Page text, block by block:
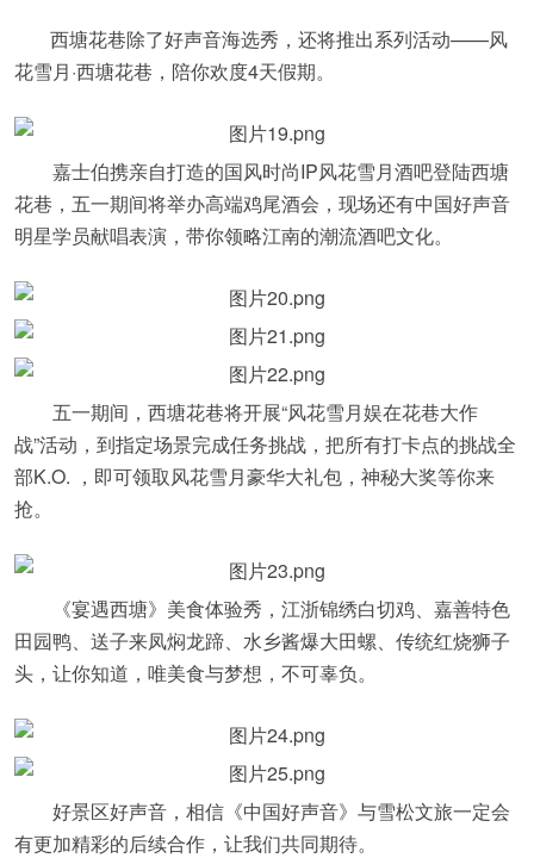
西塘花巷除了好声音海选秀，还将推出系列活动——风
花雪月·西塘花巷，陪你欢度4天假期。
嘉士伯携亲自打造的国风时尚IP风花雪月酒吧登陆西塘
花巷，五一期间将举办高端鸡尾酒会，现场还有中国好声音
明星学员献唱表演，带你领略江南的潮流酒吧文化。
五一期间，西塘花巷将开展“风花雪月娱在花巷大作
战”活动，到指定场景完成任务挑战，把所有打卡点的挑战全
部K.O. ，即可领取风花雪月豪华大礼包，神秘大奖等你来
抢。
《宴遇西塘》美食体验秀，江浙锦绣白切鸡、嘉善特色
田园鸭、送子来凤焖龙蹄、水乡酱爆大田螺、传统红烧狮子
头，让你知道，唯美食与梦想，不可辜负。
好景区好声音，相信《中国好声音》与雪松文旅一定会
有更加精彩的后续合作，让我们共同期待。